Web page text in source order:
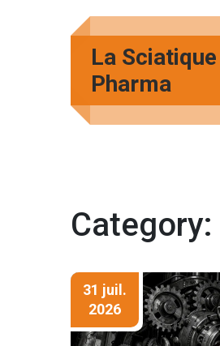
La Sciatique
Pharma
31 juil.
2026